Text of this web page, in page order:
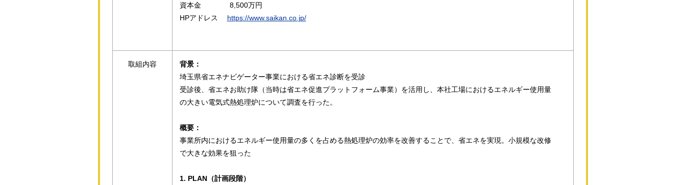
資本金 8,500万円
HPアドレス https://www.saikan.co.jp/
取組内容
背景：
埼玉県省エネナビゲーター事業における省エネ診断を受診
受診後、省エネお助け隊（当時は省エネ促進プラットフォーム事業）を活用し、本社工場におけるエネルギー使用量
の大きい電気式熱処理炉について調査を行った。
概要：
事業所内におけるエネルギー使用量の多くを占める熱処理炉の効率を改善することで、省エネを実現。小規模な改修
で大きな効果を狙った
1. PLAN（計画段階）